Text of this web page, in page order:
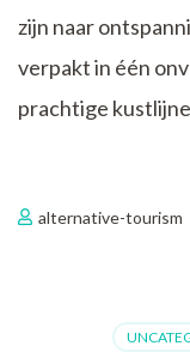
zijn naar
verpakt in één
prachtige
alternative-tourism